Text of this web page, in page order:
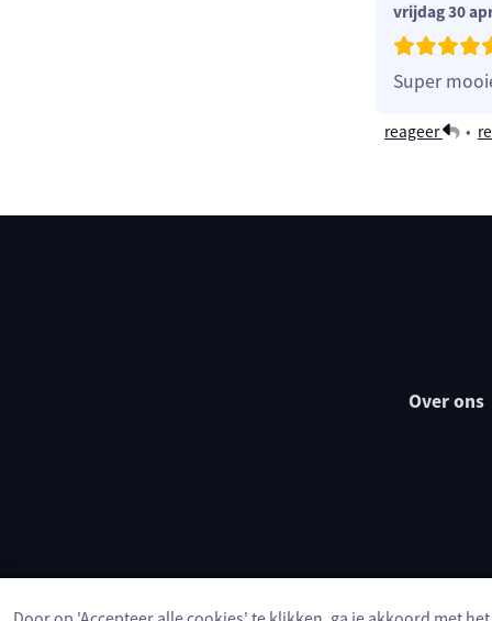
vrijdag 30
Super
reageer •
Over ons